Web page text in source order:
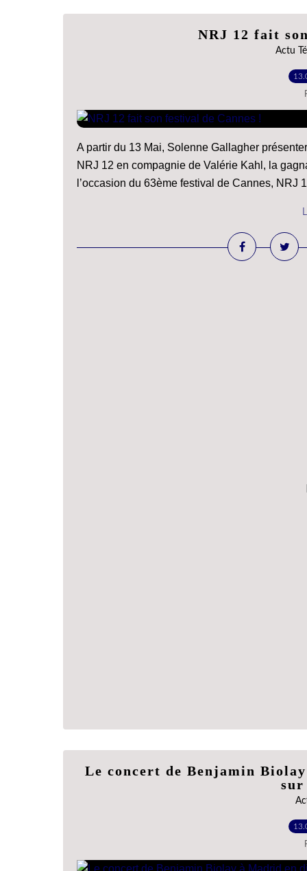
NRJ 12 fait
Actu
A partir du 13 Mai, Solenne Gallagher
NRJ 12 en compagnie de Valérie Kahl, la
l’occasion du 63ème festival de Cannes, NRJ
Le concert de Benjamin
sur